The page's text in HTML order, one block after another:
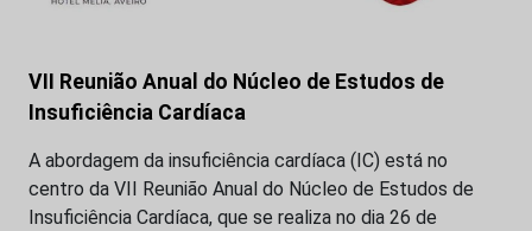
VII Reunião Anual do Núcleo de Estudos de
Insuficiência Cardíaca
A abordagem da insuficiência cardíaca (IC) está no
centro da VII Reunião Anual do Núcleo de Estudos de
Insuficiência Cardíaca, que se realiza no dia 26 de